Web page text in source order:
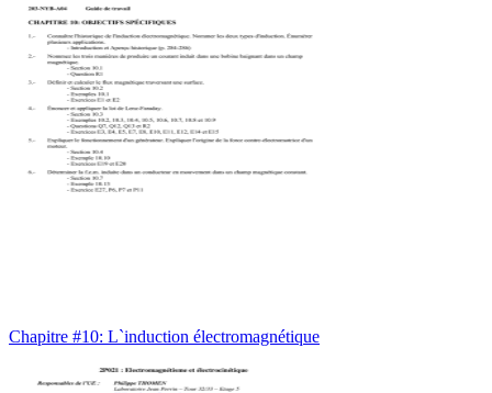
Chapitre #10: L`induction électromagnétique